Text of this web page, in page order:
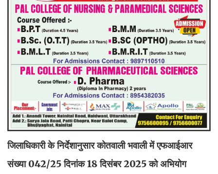
जिलाधिकारी के निर्देशानुसार कोतवाली भवाली में एफआईआर
संख्या 042/25 दिनांक 18 दिसंबर 2025 को अभियोग